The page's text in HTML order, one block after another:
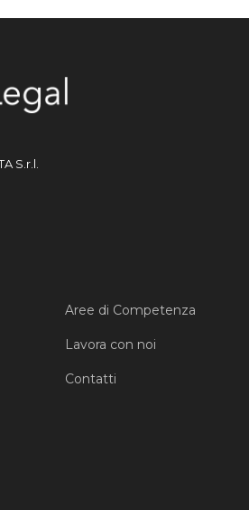
S.r.l.
Aree di Competenza
Lavora con noi
Contatti